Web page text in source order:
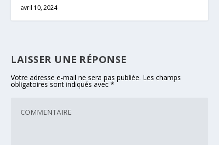
avril 10, 2024
LAISSER UNE RÉPONSE
Votre adresse e-mail ne sera pas publiée. Les champs
obligatoires sont indiqués avec*